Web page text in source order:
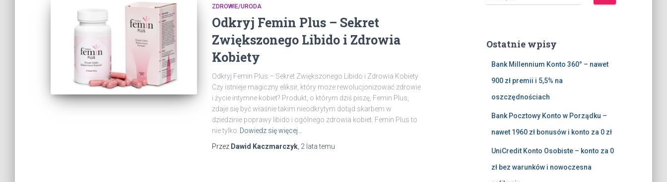
ZDROWIE/URODA
Odkryj Femin Plus – Sekret
Zwiększonego Libido i Zdrowia
Kobiety
Odkryj Femin Plus – Sekret Zwiększonego Libido i Zdrowia Kobiety
Czy istnieje magiczny eliksir, który może rewolucjonizować zdrowie
i życie intymne kobiet? Produkt, o którym dziś piszę, Femin Plus,
zdaje się być właśnie takim nieodkrytym dotąd skarbem w
dziedzinie poprawy libido i ogólnego zdrowia kobiet. Femin Plus to
nie tylko Dowiedz się więcej…
Przez Dawid Kaczmarczyk 2 latatemu
z
jOstatnie wpisy
Bank Millennium Konto 360° – nawet
900 zł premii i 5,5% na
oszczędnościach
Bank Pocztowy Konto w Porządku –
nawet 1960 zł bonusów i konto za 0 zł
UniCredit Konto Osobiste – konto za 0
zł bez warunków i nowoczesna